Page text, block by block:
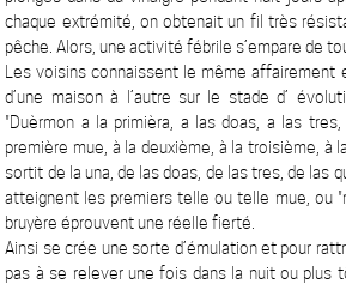
chaque extrémité, on obtenait un fil très
pêche. Alors, une activité fébrile s’empare de
Les voisins connaissent le même affairement
d’une maison à l’autre sur le stade d’
"Duèrmon a la primièra, a las doas, a las
première mue, à la deuxième, à la troisième, à
sortit de la una, de las doas, de las tres, de las
atteignent les premiers telle ou telle mue, ou
bruyère éprouvent une réelle fierté.
Ainsi se crée une sorte d’émulation et pour
pas à se relever une fois dans la nuit ou plus